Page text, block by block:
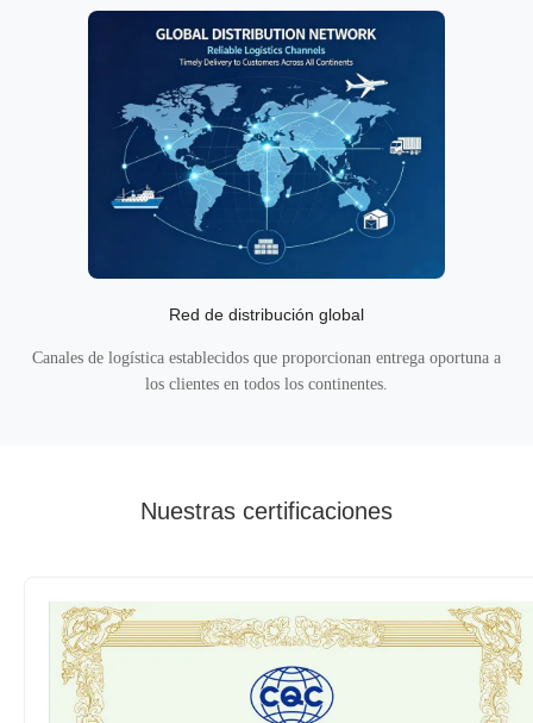
Red de distribución global
Canales de logística establecidos que proporcionan entrega oportuna a
los clientes en todos los continentes.
Nuestras certificaciones